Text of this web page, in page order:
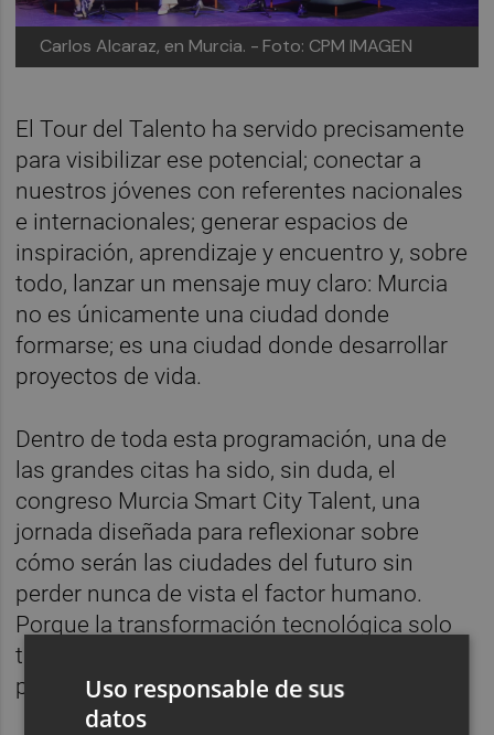
Carlos Alcaraz, en Murcia. - Foto: CPM IMAGEN
El Tour del Talento ha servido precisamente
para visibilizar ese potencial; conectar a
nuestros jóvenes con referentes nacionales
e internacionales; generar espacios de
inspiración, aprendizaje y encuentro y, sobre
todo, lanzar un mensaje muy claro: Murcia
no es únicamente una ciudad donde
formarse; es una ciudad donde desarrollar
proyectos de vida.
Dentro de toda esta programación, una de
las grandes citas ha sido, sin duda, el
congreso Murcia Smart City Talent, una
jornada diseñada para reflexionar sobre
cómo serán las ciudades del futuro sin
perder nunca de vista el factor humano.
Porque la transformación tecnológica solo
tiene sentido si mejora la vida de las
personas.Uso responsable de sus
datos